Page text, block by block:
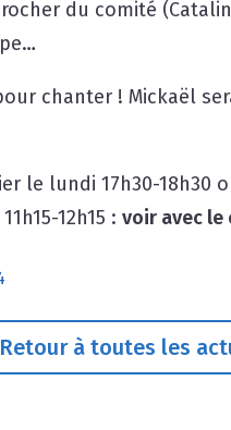
du comité
chanter ! Mickaël
le lundi 17h30-18h30
12h15 : voir avec
Retour à toutes les